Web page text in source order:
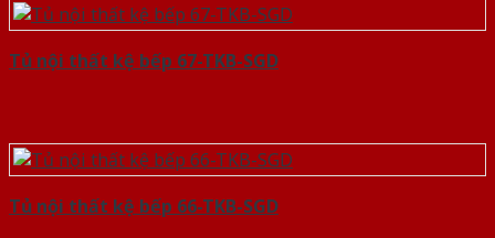
Tủ nội thất kệ bếp 67-TKB-SGD
Tủ nội thất kệ bếp 66-TKB-SGD